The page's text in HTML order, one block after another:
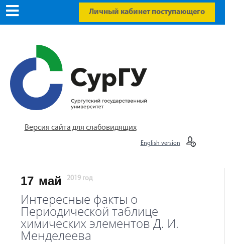
Личный кабинет поступающего
Версия сайта для слабовидящих
English version
17 май 2019 год
Интересные факты о
Периодической таблице
химических элементов Д. И.
Менделеева